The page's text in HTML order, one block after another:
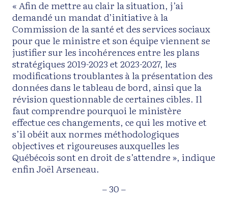
« Afin de mettre au clair la situation, j’ai
demandé un mandat d’initiative à la
Commission de la santé et des services sociaux
pour que le ministre et son équipe viennent se
justifier sur les incohérences entre les plans
stratégiques 2019-2023 et 2023-2027, les
modifications troublantes à la présentation des
données dans le tableau de bord, ainsi que la
révision questionnable de certaines cibles. Il
faut comprendre pourquoi le ministère
effectue ces changements, ce qui les motive et
s’il obéit aux normes méthodologiques
objectives et rigoureuses auxquelles les
Québécois sont en droit de s’attendre », indique
enfin Joël Arseneau.
– 30 –